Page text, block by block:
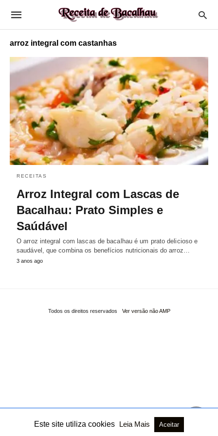
arroz integral com castanhas
RECEITAS
Arroz Integral com Lascas de
Bacalhau: Prato Simples e
Saúdável
O arroz integral com lascas de bacalhau é um prato delicioso e
saudável, que combina os benefícios nutricionais do arroz…
3 anos ago
Todos os direitos reservados Ver versão não AMP
Este site utiliza cookies Leia Mais Aceitar